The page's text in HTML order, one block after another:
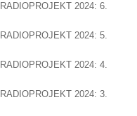
RADIOPROJEKT 2024: 6.
RADIOPROJEKT 2024: 5.
RADIOPROJEKT 2024: 4.
RADIOPROJEKT 2024: 3.